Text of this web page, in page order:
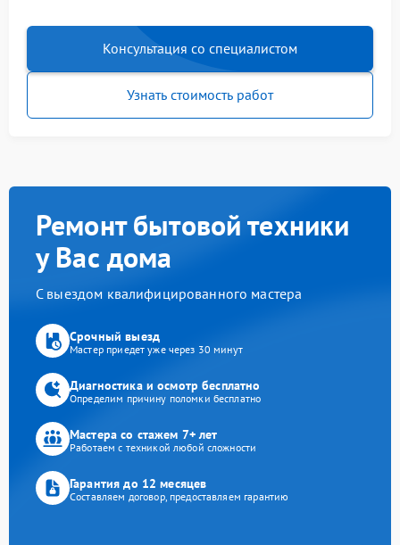
Консультация со специалистом
Узнать стоимость работ
Ремонт бытовой техники
у Вас дома
С выездом квалифицированного мастера
Срочный выезд
Мастер приедет уже через 30 минут
Диагностика и осмотр бесплатно
Определим причину поломки бесплатно
Мастера со стажем 7+ лет
Работаем с техникой любой сложности
Гарантия до 12 месяцев
Составляем договор, предоставляем гарантию